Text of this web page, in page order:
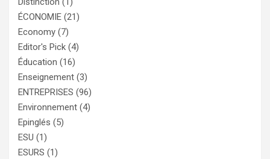
ÉCONOMIE (21)
Economy (7)
Editor's Pick (4)
Éducation (16)
Enseignement (3)
ENTREPRISES (96)
Environnement (4)
Epinglés (5)
ESU (1)
ESURS (1)